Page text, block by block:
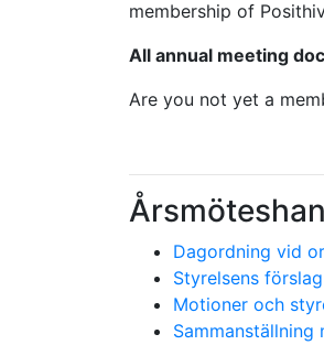
membership of
All annual meeting
Are you not yet a
Dagordning vid
Styrelsens
Motioner och